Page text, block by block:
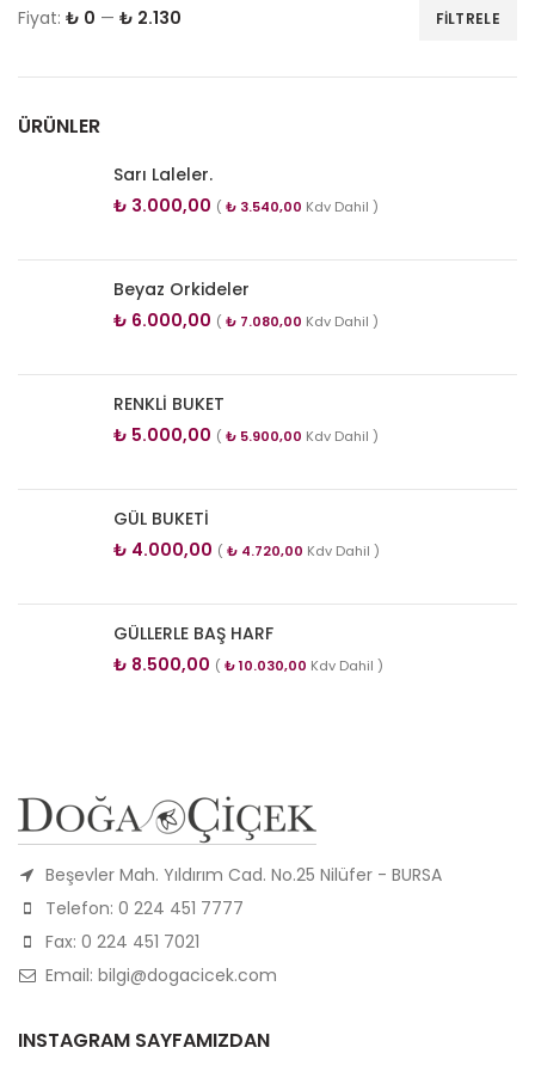
FILTRELE
Fiyat: ₺ 0 — ₺ 2.130
ÜRÜNLER
Sarı Laleler.
₺ 3.000,00 ( ₺ 3.540,00 Kdv Dahil )
Beyaz Orkideler
₺ 6.000,00 ( ₺ 7.080,00 Kdv Dahil )
RENKLİ BUKET
₺ 5.000,00 ( ₺ 5.900,00 Kdv Dahil )
GÜL BUKETİ
₺ 4.000,00 ( ₺ 4.720,00 Kdv Dahil )
GÜLLERLE BAŞ HARF
₺ 8.500,00 ( ₺10.030,00 Kdv Dahil )
Beşevler Mah. Yıldırım Cad. No.25 Nilüfer - BURSA
Telefon: 0 224 451 7777
Fax: 0 224 451 7021
Email: bilgi@dogacicek.com
INSTAGRAM SAYFAMIZDAN